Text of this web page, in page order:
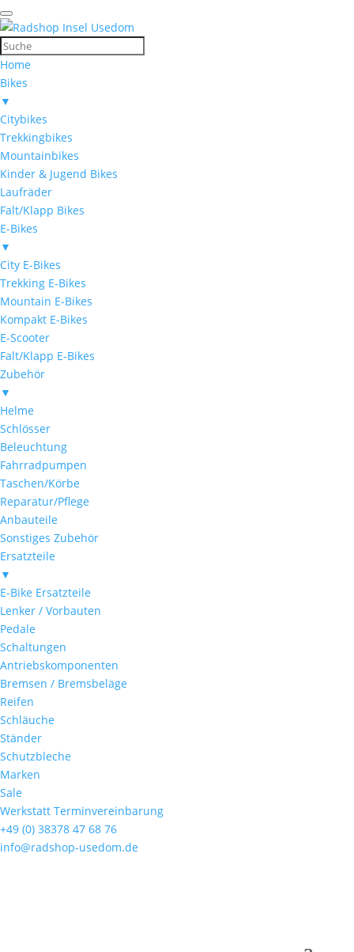
Home
Bikes
▼
Citybikes
Trekkingbikes
Mountainbikes
Kinder & Jugend Bikes
Laufräder
Falt/Klapp Bikes
E-Bikes
▼
City E-Bikes
Trekking E-Bikes
Mountain E-Bikes
Kompakt E-Bikes
E-Scooter
Falt/Klapp E-Bikes
Zubehör
▼
Helme
Schlösser
Beleuchtung
Fahrradpumpen
Taschen/Körbe
Reparatur/Pflege
Anbauteile
Sonstiges Zubehör
Ersatzteile
▼
E-Bike Ersatzteile
Lenker / Vorbauten
Pedale
Schaltungen
Antriebskomponenten
Bremsen / Bremsbeläge
Reifen
Schläuche
Ständer
Schutzbleche
Marken
Sale
Werkstatt Terminvereinbarung
+49 (0) 38378 47 68 76
info@radshop-usedom.de